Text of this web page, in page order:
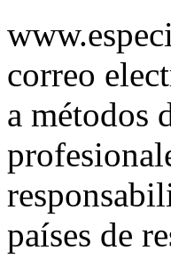
correo
a métodos
países de